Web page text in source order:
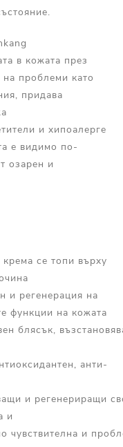
в кожата през
на проблеми като
придава
и хипоалерге
е видимо по-
озарен и
крема се топи върху
и регенерация на
функции на кожата
блясък,
анти-
и регенериращи
и
чувствителна и